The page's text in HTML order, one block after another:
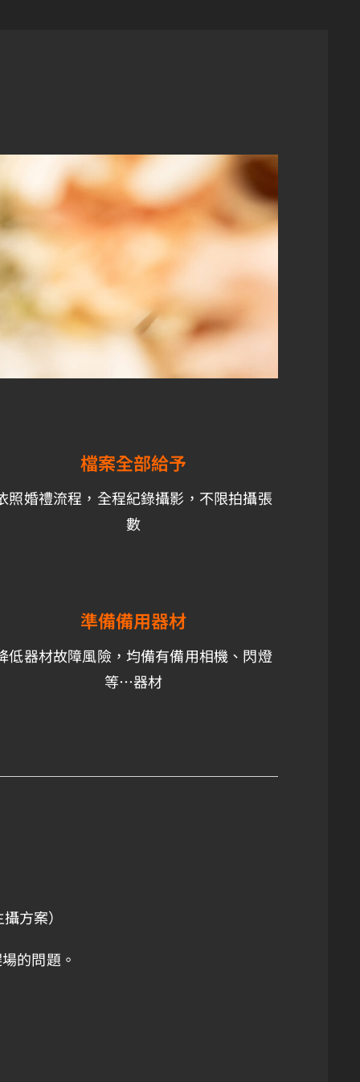
檔案全部給予
照婚禮流程，全程紀錄攝影，不限拍攝張
數
準備備用器材
低器材故障風險，均備有備用相機、閃燈
等…器材
方案）
的問題。